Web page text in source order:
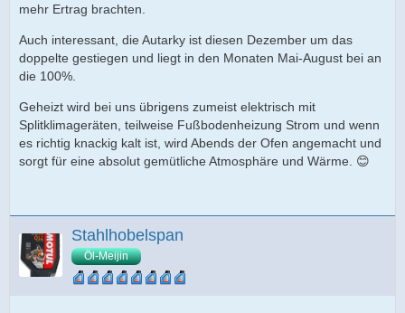
mehr Ertrag brachten.
Auch interessant, die Autarky ist diesen Dezember um das
doppelte gestiegen und liegt in den Monaten Mai-August bei an
die 100%.
Geheizt wird bei uns übrigens zumeist elektrisch mit
Splitklimageräten, teilweise Fußbodenheizung Strom und wenn
es richtig knackig kalt ist, wird Abends der Ofen angemacht und
sorgt für eine absolut gemütliche Atmosphäre und Wärme. 😊
Stahlhobelspan
Öl-Meijin